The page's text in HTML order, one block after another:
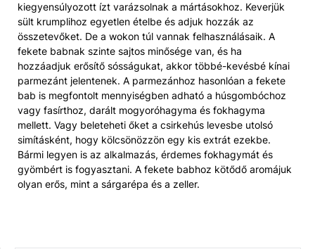
kiegyensúlyozott ízt varázsolnak a mártásokhoz. Keverjük
sült krumplihoz egyetlen ételbe és adjuk hozzák az
összetevőket. De a wokon túl vannak felhasználásaik. A
fekete babnak szinte sajtos minősége van, és ha
hozzáadjuk erősítő sósságukat, akkor többé-kevésbé kínai
parmezánt jelentenek. A parmezánhoz hasonlóan a fekete
bab is megfontolt mennyiségben adható a húsgombóchoz
vagy fasírthoz, darált mogyoróhagyma és fokhagyma
mellett. Vagy beleteheti őket a csirkehús levesbe utolsó
simításként, hogy kölcsönözzön egy kis extrát ezekbe.
Bármi legyen is az alkalmazás, érdemes fokhagymát és
gyömbért is fogyasztani. A fekete babhoz kötődő aromájuk
olyan erős, mint a sárgarépa és a zeller.